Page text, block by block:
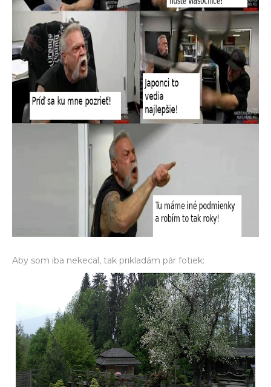
Aby som iba nekecal, tak prikladám pár fotiek: